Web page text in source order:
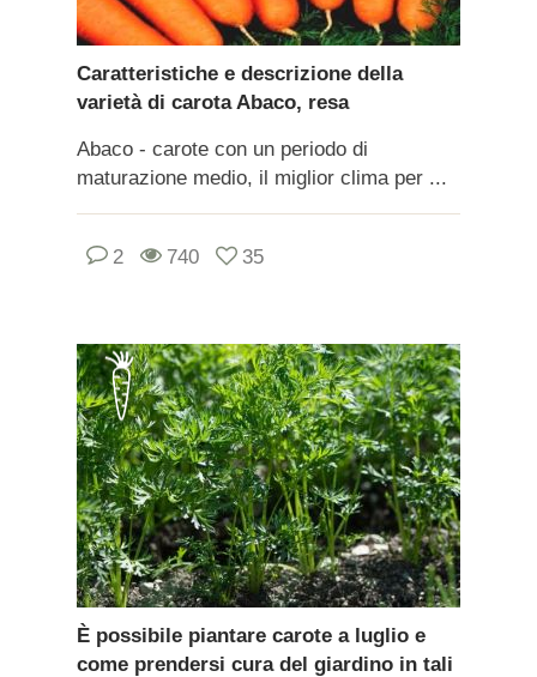
Caratteristiche e descrizione della
varietà di carota Abaco, resa
Abaco - carote con un periodo di
maturazione medio, il miglior clima per ...
2 740 35
È possibile piantare carote a luglio e
come prendersi cura del giardino in tali